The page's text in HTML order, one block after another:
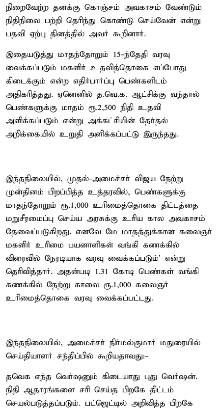
நிறைவேற்ற தனக்கு கொஞ்சம் அவகாசம் வேண்டும்
நிதிநிலை பற்றி தெரிந்து கொண்டு செய்வேன் என்று
பதவி ஏற்பு தினத்தில் அவர் கூறினார்.
இதையடுத்து மாதந்தோறும் 15-ந்தேதி வரவு
வைக்கப்படும் மகளிர் உதவித்தொகை எப்போது
கிடைக்கும் என்ற எதிர்பார்ப்பு பெண்களிடம்
அதிகரித்தது. ஏனெனில் த.வெ.க. ஆட்சிக்கு வந்தால்
பெண்களுக்கு மாதம் ரூ.2,500 நிதி உதவி
அளிக்கப்படும் என்று அக்கட்சியின் தேர்தல்
அறிக்கையில் உறுதி அளிக்கப்பட்டு இருந்தது.
இந்தநிலையில், முதல்-அமைச்சர் விஜய நேற்று
முன்தினம் பிறப்பித்த உத்தரவில், பெண்களுக்கு
மாதந்தோறும் ரூ.1,000 உரிமைத்தொகை திட்டத்தை
மறுசீரமைப்பு செய்ய அரசுக்கு உரிய கால அவகாசம்
தேவைப்படுகிறது. எனவே மே மாதத்துக்கான கலைஞர்
மகளிர் உரிமை பயனாளிகள் வங்கி கணக்கில்
விரைவில் நேரடியாக வரவு வைக்கப்படும்' என்று
தெரிவித்தார். அதன்படி 1.31 கோடி பெண்கள் வங்கி
கணக்கில் நேற்று காலை ரூ.1,000 கலைஞர்
உரிமைத்தொகை வரவு வைக்கப்பட்டது.
இந்தநிலையில், அமைச்சர் நிர்மல்குமார் மதுரையில்
செய்தியாளர் சந்திப்பில் கூறியதாவது:-
தவெக எந்த வெர்ஷனும் கிடையாது புது வெர்ஷன்.
நிதி ஆதாரங்களை சரி செய்த பிறகே திட்டம்
செயல்படுத்தப்படும். பட்ஜெட்டில் அறிவித்த பிறகே